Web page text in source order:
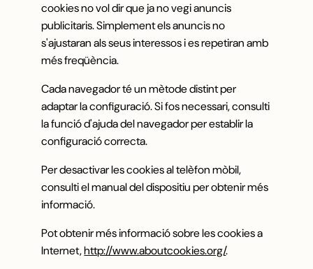
cookies no vol dir que ja no vegi anuncis
publicitaris. Simplement els anuncis no
s'ajustaran als seus interessos i es repetiran amb
més freqüència.
Cada navegador té un mètode distint per
adaptar la configuració. Si fos necessari, consulti
la funció d'ajuda del navegador per establir la
configuració correcta.
Per desactivar les cookies al telèfon mòbil,
consulti el manual del dispositiu per obtenir més
informació.
Pot obtenir més informació sobre les cookies a
Internet,http://www.aboutcookies.org/.